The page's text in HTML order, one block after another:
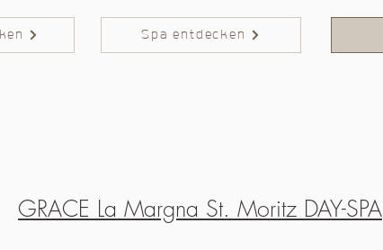
Spa entdecken
GRACE La Margna St. Moritz DAY-SPA